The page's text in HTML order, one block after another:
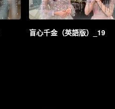
盲心千金（英語版）_19